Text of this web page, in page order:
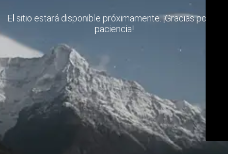
El sitio estará disponible próximamente. ¡Gracias por su
paciencia!